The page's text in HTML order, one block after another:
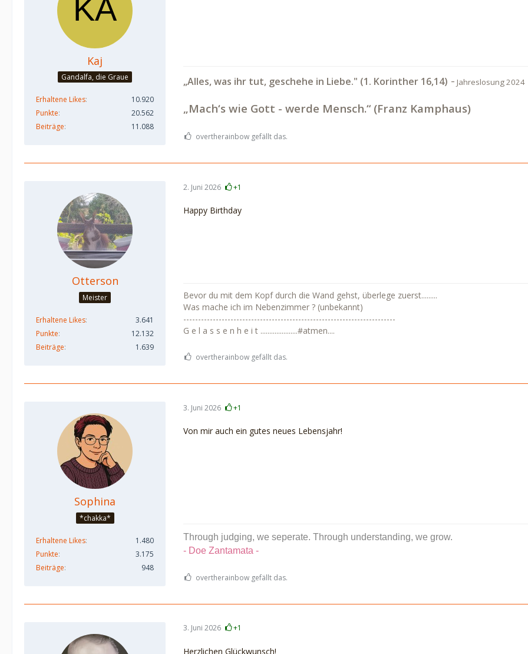
Kaj
Gandalfa, die Graue
Erhaltene Likes
10.920
Punkte
20.562
Beiträge
11.088
„Alles, was ihr tut, geschehe in Liebe." (1. Korinther 16,14) - Jahreslosung 2024
„Mach‘s wie Gott - werde Mensch.“ (Franz Kamphaus)
overtherainbow gefällt das.
Otterson
Meister
Erhaltene Likes
3.641
Punkte
12.132
Beiträge
1.639
2. Juni 2026 +1
Happy Birthday
Bevor du mit dem Kopf durch die Wand gehst, überlege zuerst.........
Was mache ich im Nebenzimmer ? (unbekannt)
------------------------------------------------------------------------
G e l a s s e n h e i t .....................#atmen....
overtherainbow gefällt das.
Sophina
*chakka*
Erhaltene Likes
1.480
Punkte
3.175
Beiträge
948
3. Juni 2026 +1
Von mir auch ein gutes neues Lebensjahr!
Through judging, we seperate. Through understanding, we grow.
- Doe Zantamata -
overtherainbow gefällt das.
3. Juni 2026 +1
Herzlichen Glückwunsch!